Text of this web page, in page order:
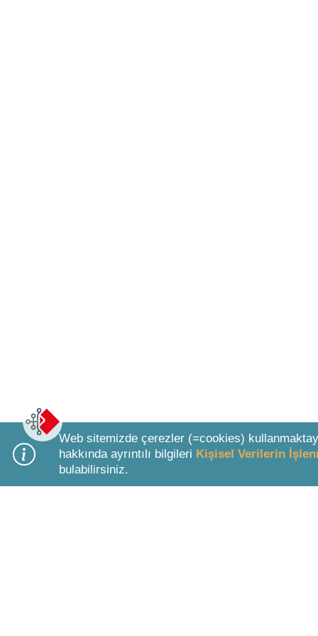
Bottom Search Toolbar Highlight Text
Web sitemizde çerezler (=cookies)
hakkında ayrıntılı bilgileri Kişisel Verilerin
bulabilirsiniz.